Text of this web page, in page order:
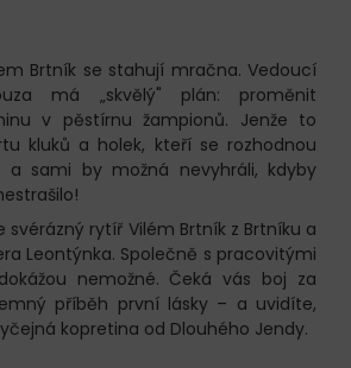
Brtník se stahují mračna. Vedoucí
má „skvělý" plán: proměnit
v pěstírnu žampionů. Jenže to
kluků a holek, kteří se rozhodnou
sami by možná nevyhráli, kdyby
svérázný rytíř Vilém Brtník z Brtníku a
Leontýnka. Společně s pracovitými
nemožné. Čeká vás boj za
příběh první lásky – a uvidíte,
kopretina od Dlouhého Jendy.